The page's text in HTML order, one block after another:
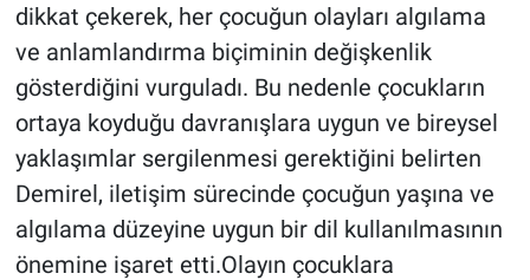
dikkat çekerek, her çocuğun olayları algılama
ve anlamlandırma biçiminin değişkenlik
gösterdiğini vurguladı. Bu nedenle çocukların
ortaya koyduğu davranışlara uygun ve bireysel
yaklaşımlar sergilenmesi gerektiğini belirten
Demirel, iletişim sürecinde çocuğun yaşına ve
algılama düzeyine uygun bir dil kullanılmasının
önemine işaret etti.Olayın çocuklara